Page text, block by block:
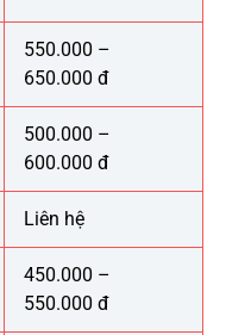
550.000 –
650.000 đ
500.000 –
600.000 đ
Liên hệ
450.000 –
550.000 đ